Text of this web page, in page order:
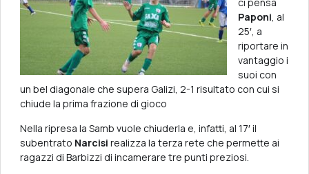
ci pensa
Paponi, al
25′, a
riportare in
vantaggio i
suoi con
un bel diagonale che supera Galizi, 2-1 risultato con cui si
chiude la prima frazione di gioco
Nella ripresa la Samb vuole chiuderla e, infatti, al 17′ il
subentrato Narcisi realizza la terza rete che permette ai
ragazzi di Barbizzi di incamerare tre punti preziosi.